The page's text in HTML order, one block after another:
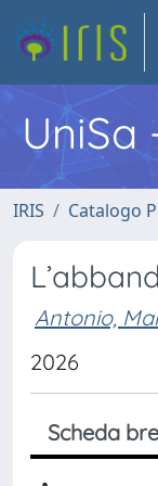
UniSa
IRIS Catalogo
Antonio,
2026
Scheda